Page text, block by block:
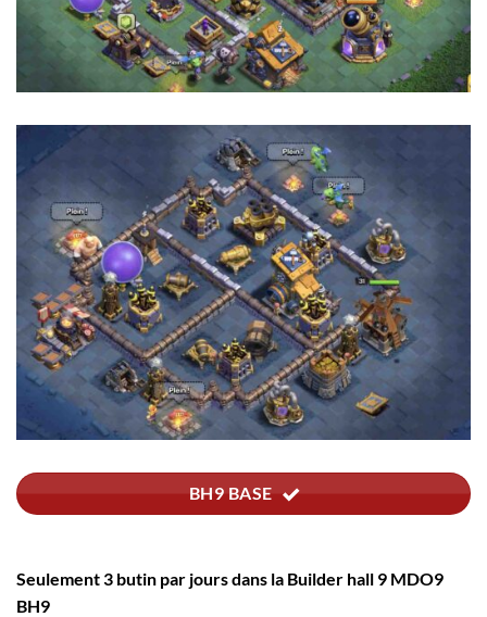
BH9 BASE
Seulement 3 butin par jours dans la Builder hall 9 MDO9
BH9